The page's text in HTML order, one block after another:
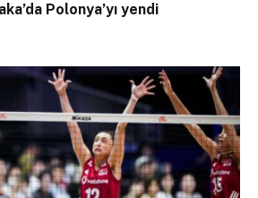
Polonya’yı yendi